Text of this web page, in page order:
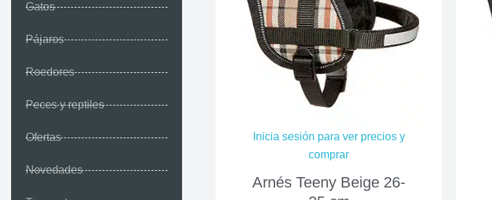
Gatos
Pájaros
Roedores
Peces y reptiles
Ofertas
Novedades
Inicia sesión para ver precios y
comprar
Arnés Teeny Beige 26-